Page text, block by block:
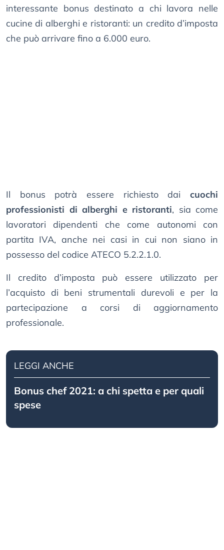
interessante bonus destinato a chi lavora nelle
cucine di alberghi e ristoranti: un credito d’imposta
che può arrivare fino a 6.000 euro.
Il bonus potrà essere richiesto dai cuochi
professionisti di alberghi e ristoranti, sia come
lavoratori dipendenti che come autonomi con
partita IVA, anche nei casi in cui non siano in
possesso del codice ATECO 5.2.2.1.0.
Il credito d’imposta può essere utilizzato per
l’acquisto di beni strumentali durevoli e per la
partecipazione a corsi di aggiornamento
professionale.
LEGGI ANCHE
Bonus chef 2021: a chi spetta e per quali
spese